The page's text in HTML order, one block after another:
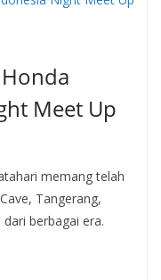
Meet Up
memang telah
Tangerang,
berbagai era.